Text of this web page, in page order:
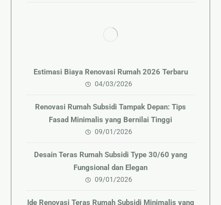
Estimasi Biaya Renovasi Rumah 2026 Terbaru
04/03/2026
Renovasi Rumah Subsidi Tampak Depan: Tips
Fasad Minimalis yang Bernilai Tinggi
09/01/2026
Desain Teras Rumah Subsidi Type 30/60 yang
Fungsional dan Elegan
09/01/2026
Ide Renovasi Teras Rumah Subsidi Minimalis yang